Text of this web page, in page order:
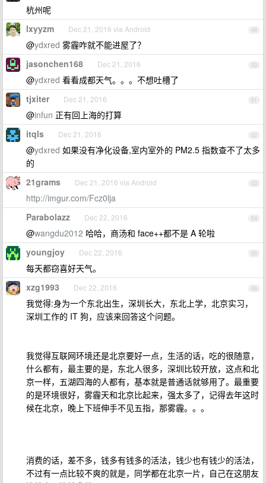
杭州呢
49
lxyyzm Dec 21, 2016 via Android
@ydxred 雾霾咋就不能进屋了？
50
jasonchen168 Dec 21, 2016
@ydxred 看看成都天气。。。不想吐槽了
51
tjxiter Dec 21, 2016
@infun 正有回上海的打算
52
itqls Dec 21, 2016
@ydxred 如果没有净化设备,室内室外的 PM2.5 指数查不了太多
的
53
21grams Dec 21, 2016 via Android
http://imgur.com/Fcz0lja
54
Parabolazz Dec 22, 2016
@wangdu2012 哈哈，商汤和 face++都不是 A 轮啦
55
youngjoy Dec 22, 2016
每天都窃喜好天气。
56
xzg1993 Dec 22, 2016
我觉得:身为一个东北出生，深圳长大，东北上学，北京实习，
深圳工作的 IT 狗，应该来回答这个问题。
我觉得互联网环境还是北京要好一点，生活的话，吃的很随意，
什么都有，最主要的是，东北人很多，深圳比较开放，这点和北
京一样，五湖四海的人都有，基本就是普通话就够用了。最重要
的是环境很好，雾霾天和北京比起来，强太多了，记得去年这时
候在北京，晚上下班伸手不见五指，那雾霾。。。
消费的话，差不多，钱多有钱多的活法，钱少也有钱少的活法，
不过有一点比较不爽的就是，同学都在北京一片，自己在这朋友